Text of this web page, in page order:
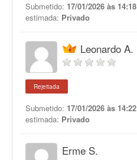
Submetido: 17/01/2026 às 14:18
estimada: Privado
Leonardo A.
Rejeitada
Submetido: 17/01/2026 às 14:22
estimada: Privado
Erme S.